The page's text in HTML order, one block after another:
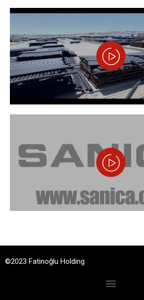
©2023 Fatinoğlu Holding